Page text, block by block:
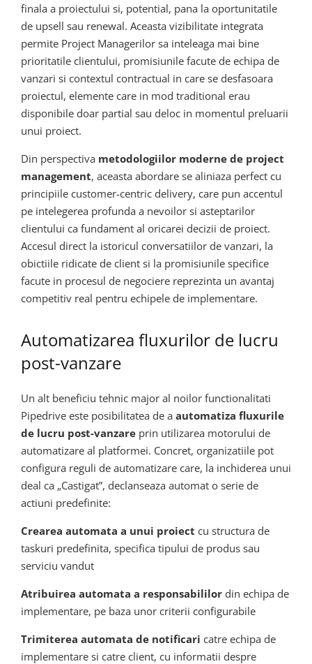
finala a proiectului si, potential, pana la oportunitatile
de upsell sau renewal. Aceasta vizibilitate integrata
permite Project Managerilor sa inteleaga mai bine
prioritatile clientului, promisiunile facute de echipa de
vanzari si contextul contractual in care se desfasoara
proiectul, elemente care in mod traditional erau
disponibile doar partial sau deloc in momentul preluarii
unui proiect.
Din perspectiva metodologiilor moderne de project
management, aceasta abordare se aliniaza perfect cu
principiile customer-centric delivery, care pun accentul
pe intelegerea profunda a nevoilor si asteptarilor
clientului ca fundament al oricarei decizii de proiect.
Accesul direct la istoricul conversatiilor de vanzari, la
obictiile ridicate de client si la promisiunile specifice
facute in procesul de negociere reprezinta un avantaj
competitiv real pentru echipele de implementare.
Automatizarea fluxurilor de lucru
post-vanzare
Un alt beneficiu tehnic major al noilor functionalitati
Pipedrive este posibilitatea de a automatiza fluxurile
de lucru post-vanzare prin utilizarea motorului de
automatizare al platformei. Concret, organizatiile pot
configura reguli de automatizare care, la inchiderea unui
deal ca „Castigat”, declanseaza automat o serie de
actiuni predefinite:
Crearea automata a unui proiect cu structura de
taskuri predefinita, specifica tipului de produs sau
serviciu vandut
Atribuirea automata a responsabililor din echipa de
implementare, pe baza unor criterii configurabile
Trimiterea automata de notificari catre echipa de
implementare si catre client, cu informatii despre